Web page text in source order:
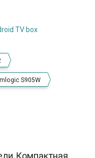
TV box
S905W
Компактная